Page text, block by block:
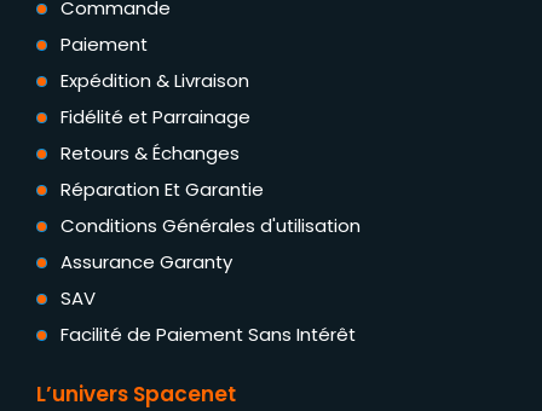
Commande
Paiement
Expédition & Livraison
Fidélité et Parrainage
Retours & Échanges
Réparation Et Garantie
Conditions Générales d'utilisation
Assurance Garanty
SAV
Facilité de Paiement Sans Intérêt
L’univers Spacenet